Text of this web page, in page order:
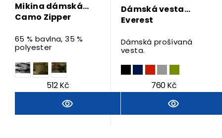
Mikina dámská
Camo Zipper
65 % bavlna, 35 %
polyester
512 Kč
Dámská vesta
Everest
Dámská prošívaná
vesta.
760 Kč